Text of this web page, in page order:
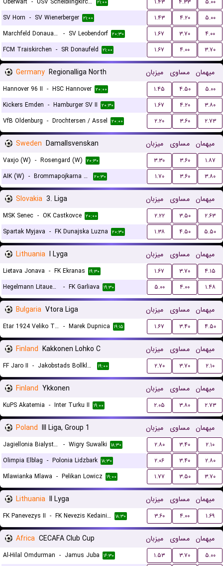
۲۱:۰۰
SV Horn - SV Wienerberger ۲۱:۰۰ ۱.۴۳ ۴.۲۰
۵.۰۰
Marchfeld Donauauen
- SV Leobendorf ۲۰:۳۰ ۱.۶۷ ۳.۷۰
۴.۰۰
FCM Traiskirchen - SR Donaufeld ۲۱:۰۰ ۱.۶۷ ۴.۰۰ ۳.۷۰
Germany Regionalliga North میزبان مساوی میهمان
Hannover 96 II - HSC Hannover ۲۰:۰۰ ۱.۴۵ ۴.۵۰
۵.۰۰
Kickers Emden - Hamburger SV II ۲۰:۳۰ ۱.۶۷ ۴.۲۰
۳.۸۰
VfB Oldenburg - Drochtersen / Assel ۲۰:۰۰ ۲.۲۰ ۳.۶۰ ۲.۷۳
Sweden Damallsvenskan میزبان مساوی میهمان
Vaxjo (W) - Rosengard (W) ۲۰:۳۰ ۳.۳۰ ۳.۶۰
۱.۸۷
AIK (W) - Brommapojkarna (W) ۲۰:۳۰ ۱.۷۰ ۳.۶۰ ۳.۸۰
Slovakia 3. Liga میزبان مساوی میهمان
MSK Senec - OK Castkovce ۲۰:۰۰ ۲.۲۲ ۳.۵۰
۲.۶۳
Spartak Myjava - FK Dunajska Luzna ۲۰:۳۰ ۱.۳۸ ۴.۵۰ ۵.۵۰
Lithuania I Lyga میزبان مساوی میهمان
Lietava Jonava - FK Ekranas ۱۹:۳۰ ۱.۶۷ ۳.۷۰
۴.۱۵
Hegelmann Litauen II
- FK Garliava ۱۹:۳۰ ۵.۰۰ ۴.۰۰ ۱.۴۸
Bulgaria Vtora Liga میزبان مساوی میهمان
Etar 1924 Veliko Tarnovo - Marek Dupnica ۱۹:۱۵ ۱.۶۷ ۳.۴۰ ۴.۵۰
Finland Kakkonen Lohko C میزبان مساوی میهمان
FF Jaro II - Jakobstads Bollklubb ۱۹:۰۰ ۲.۷۰ ۳.۷۰ ۲.۱۰
Finland Ykkonen میزبان مساوی میهمان
KuPS Akatemia - Inter Turku II ۱۹:۰۰ ۲.۰۵ ۳.۸۰ ۲.۷۳
Poland III Liga, Group 1 میزبان مساوی میهمان
Jagiellonia Bialystok II - Wigry Suwalki ۱۸:۳۰ ۲.۸۰ ۳.۴۰
۲.۱۰
Olimpia Elblag - Polonia Lidzbark ۱۸:۳۰ ۲.۰۶ ۳.۴۰
۲.۸۰
Mlawianka Mlawa - Pelikan Lowicz ۱۹:۰۰ ۱.۷۷ ۳.۵۰ ۳.۷۰
Lithuania II Lyga میزبان مساوی میهمان
FK Panevezys II - FK Nevezis Kedainiai ۱۸:۳۰ ۳.۶۰ ۴.۰۰ ۱.۶۹
Africa CECAFA Club Cup میزبان مساوی میهمان
Al-Hilal Omdurman - Jamus Juba ۱۶:۳۰ ۱.۵۳ ۳.۷۰
۵.۰۰